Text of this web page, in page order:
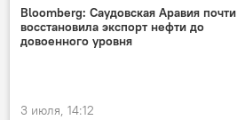
Нефть
Bloomberg: Саудовская Аравия почти
восстановила экспорт нефти до
довоенного уровня
3 июля, 14:12